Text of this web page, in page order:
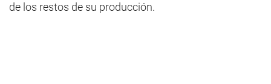
de los restos de su producción.